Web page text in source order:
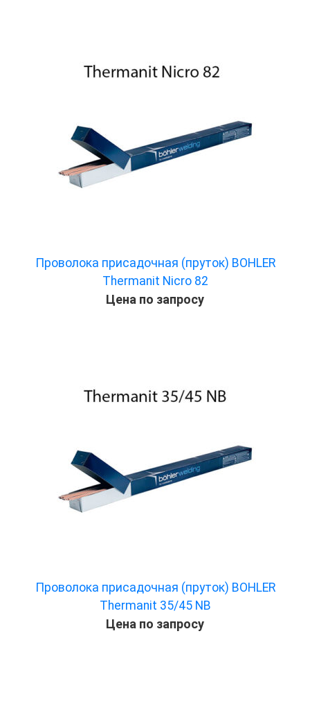
Проволока присадочная (пруток) BOHLER
Thermanit Nicro 82
Цена по запросу
Проволока присадочная (пруток) BOHLER
Thermanit 35/45 NB
Цена по запросу